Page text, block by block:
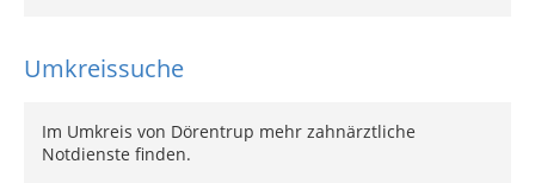
Umkreissuche
Im Umkreis von Dörentrup mehr zahnärztliche
Notdienste finden.